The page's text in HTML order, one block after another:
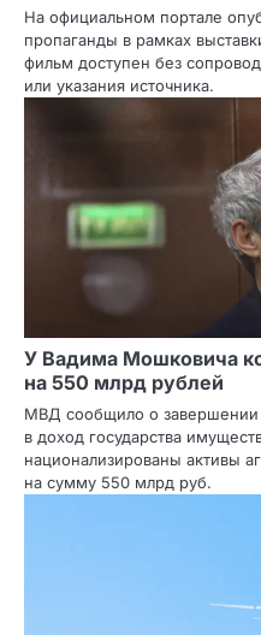
На официальном портале
пропаганды в рамках
фильм доступен без
или указания источника.
У Вадима Мошковича
на 550 млрд рублей
МВД сообщило о завершении
в доход государства
национализированы активы
на сумму 550 млрд руб.